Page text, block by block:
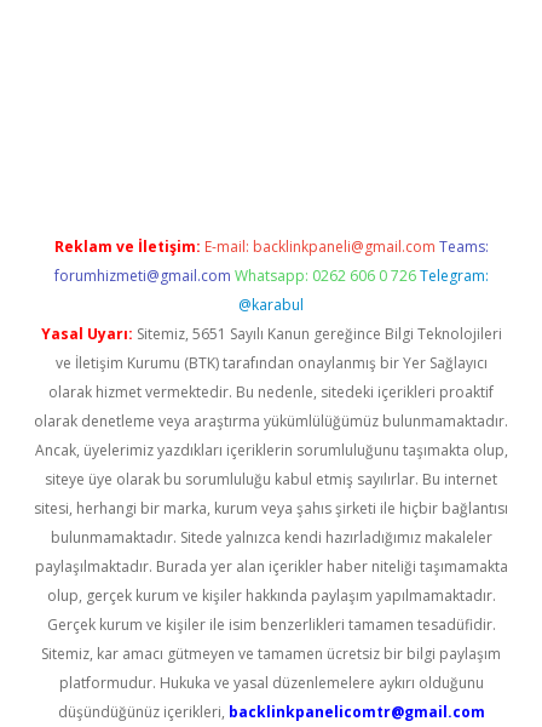
Reklam ve İletişim: E-mail: backlinkpaneli@gmail.com Teams:
forumhizmeti@gmail.com Whatsapp: 0262 606 0 726 Telegram:
@karabul
Yasal Uyarı: Sitemiz, 5651 Sayılı Kanun gereğince Bilgi Teknolojileri
ve İletişim Kurumu (BTK) tarafından onaylanmış bir Yer Sağlayıcı
olarak hizmet vermektedir. Bu nedenle, sitedeki içerikleri proaktif
olarak denetleme veya araştırma yükümlülüğümüz bulunmamaktadır.
Ancak, üyelerimiz yazdıkları içeriklerin sorumluluğunu taşımakta olup,
siteye üye olarak bu sorumluluğu kabul etmiş sayılırlar. Bu internet
sitesi, herhangi bir marka, kurum veya şahıs şirketi ile hiçbir bağlantısı
bulunmamaktadır. Sitede yalnızca kendi hazırladığımız makaleler
paylaşılmaktadır. Burada yer alan içerikler haber niteliği taşımamakta
olup, gerçek kurum ve kişiler hakkında paylaşım yapılmamaktadır.
Gerçek kurum ve kişiler ile isim benzerlikleri tamamen tesadüfidir.
Sitemiz, kar amacı gütmeyen ve tamamen ücretsiz bir bilgi paylaşım
platformudur. Hukuka ve yasal düzenlemelere aykırı olduğunu
düşündüğünüz içerikleri, backlinkpanelicomtr@gmail.com